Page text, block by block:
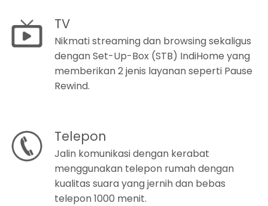
TV
Nikmati streaming dan browsing sekaligus
dengan Set-Up-Box (STB) IndiHome yang
memberikan 2 jenis layanan seperti Pause
Rewind.
Telepon
Jalin komunikasi dengan kerabat
menggunakan telepon rumah dengan
kualitas suara yang jernih dan bebas
telepon 1000 menit.